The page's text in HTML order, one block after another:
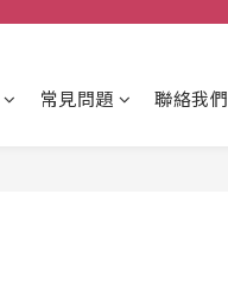
常見問題 聯絡我們